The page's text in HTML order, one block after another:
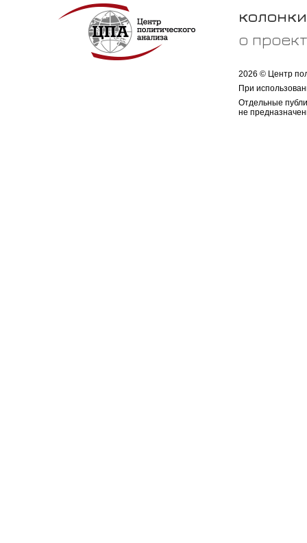
колонки
о
2026 © Центр
При
Отдельные
не